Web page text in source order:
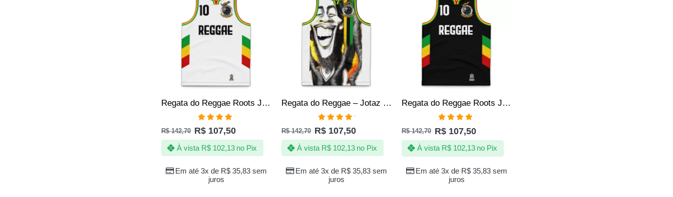
Regata do Reggae Roots Jamaica Branco Jotaz Masculino
Avaliação
4.83de 5
R$142,70 R$ 107,50
Em até 3x de R$ 35,83 sem
juros
À vista R$102,13 no Pix
Regata do Reggae – Jotaz – Arte Bob Rastafari – Masculino
Avaliação
5.00de 5
R$142,70 R$ 107,50
Em até 3x de R$ 35,83 sem
juros
À vista R$102,13 no Pix
Regata do Reggae Roots Jamaica Preto Jotaz Masculino
Avaliação
4.86de 5
R$142,70 R$ 107,50
Em até 3x de R$ 35,83 sem
juros
À vista R$102,13 no Pix